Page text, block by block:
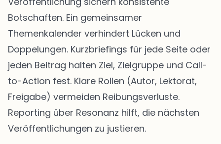
Botschaften. Ein gemeinsamer
Themenkalender verhindert Lücken und
Doppelungen. Kurzbriefings für jede Seite oder
jeden Beitrag halten Ziel, Zielgruppe und Call-
to-Action fest. Klare Rollen (Autor, Lektorat,
Freigabe) vermeiden Reibungsverluste.
Reporting über Resonanz hilft, die nächsten
Veröffentlichungen zu justieren.